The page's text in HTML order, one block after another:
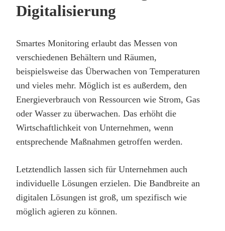
Digitalisierung
Smartes Monitoring erlaubt das Messen von
verschiedenen Behältern und Räumen,
beispielsweise das Überwachen von Temperaturen
und vieles mehr. Möglich ist es außerdem, den
Energieverbrauch von Ressourcen wie Strom, Gas
oder Wasser zu überwachen. Das erhöht die
Wirtschaftlichkeit von Unternehmen, wenn
entsprechende Maßnahmen getroffen werden.
Letztendlich lassen sich für Unternehmen auch
individuelle Lösungen erzielen. Die Bandbreite an
digitalen Lösungen ist groß, um spezifisch wie
möglich agieren zu können.